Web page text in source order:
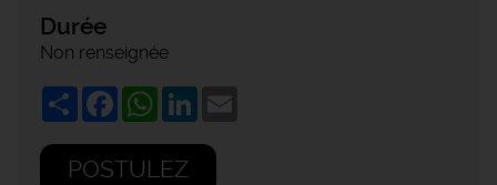
Durée
Non renseignée
ShareFacebookWhatsApp
LinkedIn
POSTULEZ